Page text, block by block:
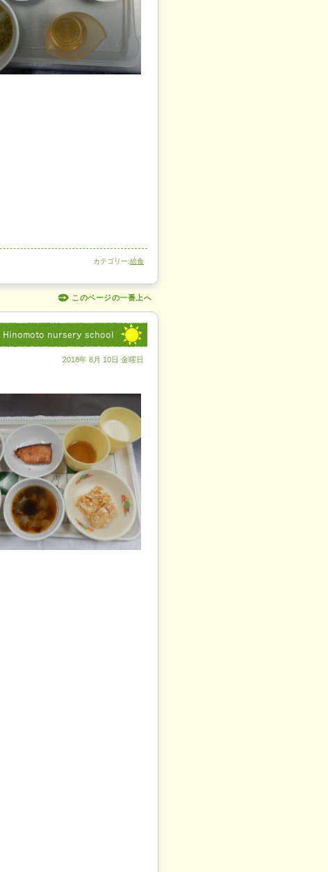
カテゴリー:給食
このページの一番上へ
2018年 8月 10日 金曜日